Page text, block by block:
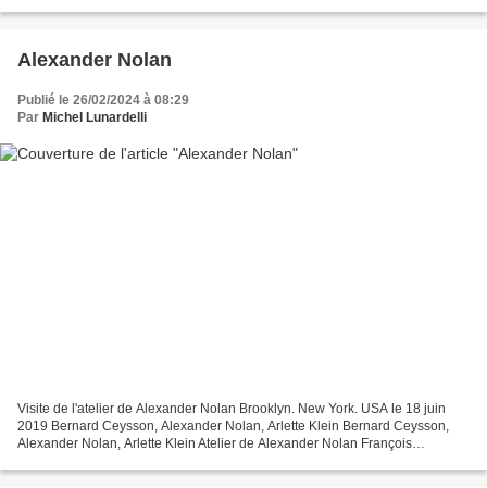
Alexander Nolan
Publié le 26/02/2024 à 08:29
Par Michel Lunardelli
Visite de l'atelier de Alexander Nolan Brooklyn. New York. USA le 18 juin
2019 Bernard Ceysson, Alexander Nolan, Arlette Klein Bernard Ceysson,
Alexander Nolan, Arlette Klein Atelier de Alexander Nolan François